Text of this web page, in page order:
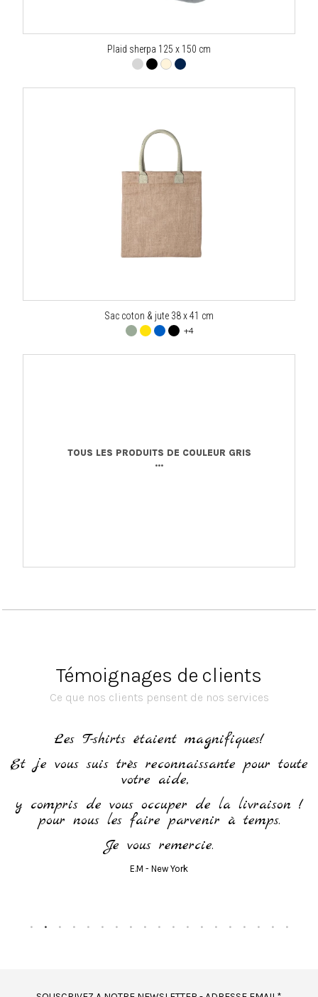
Plaid sherpa 125 x 150 cm
Sac coton & jute 38 x 41 cm
+4
TOUS LES PRODUITS DE COULEUR GRIS
...
Témoignages de clients
Ce que nos clients pensent de nos services
Les T-shirts étaient magnifiques!
Et je vous suis très reconnaissante pour toute
votre aide,
y compris de vous occuper de la livraison !
pour nous les faire parvenir à temps.
Je vous remercie.
E.M - New York